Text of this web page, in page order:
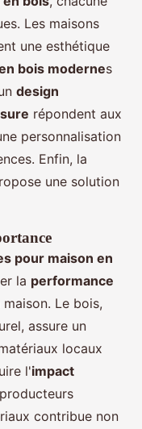
Les maisons
une esthétique
bois modernes
design
répondent aux
personnalisation
Enfin, la
une solution
pour maison en
la performance
Le bois,
assure un
locaux
l'impact
contribue non